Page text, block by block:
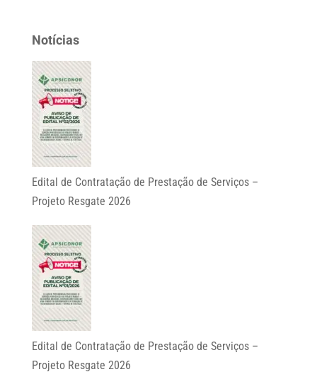
Notícias
Edital de Contratação de Prestação de Serviços –
Projeto Resgate 2026
Edital de Contratação de Prestação de Serviços –
Projeto Resgate 2026